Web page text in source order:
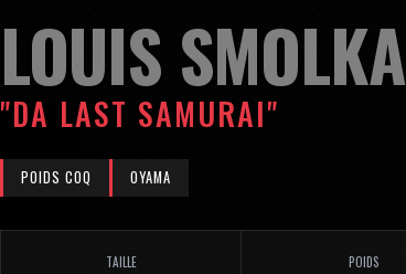
LOUIS SMOLKA
"DA LAST SAMURAI"
POIDS COQ OYAMA
TAILLE POIDS